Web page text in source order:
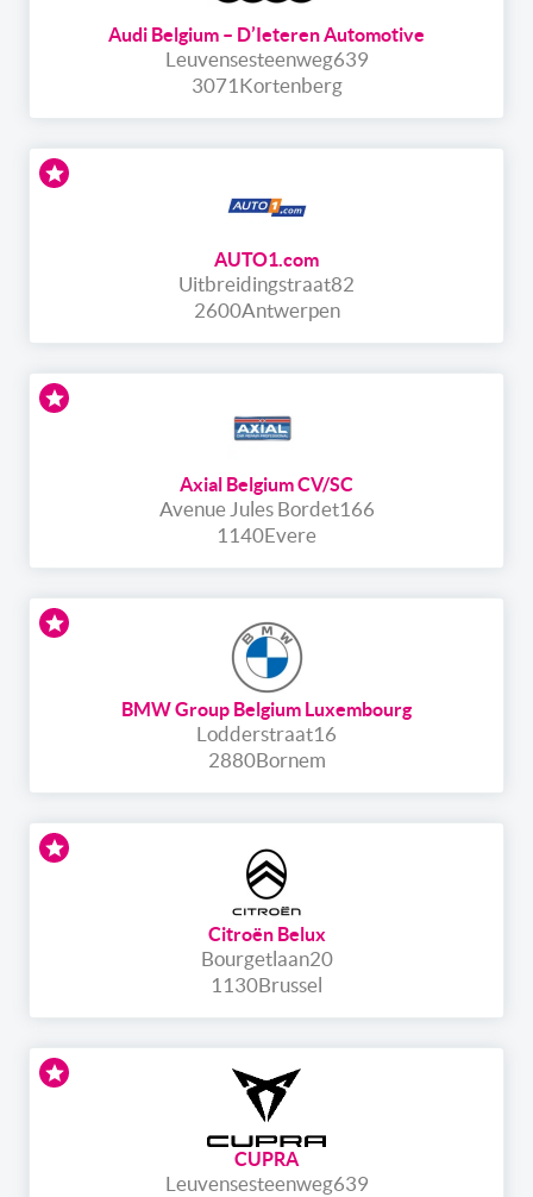
Audi Belgium – D’Ieteren Automotive
Leuvensesteenweg639
3071 Kortenberg
AUTO1.com
Uitbreidingstraat82
2600Antwerpen
Axial Belgium CV/SC
Avenue Jules Bordet166
1140Evere
BMW Group Belgium Luxembourg
Lodderstraat16
2880Bornem
Citroën Belux
Bourgetlaan20
1130Brussel
CUPRA
Leuvensesteenweg639